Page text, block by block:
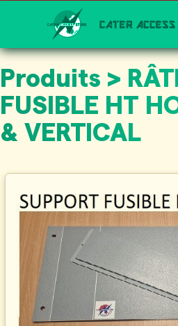
Produits >
FUSIBLE HT
& VERTICAL